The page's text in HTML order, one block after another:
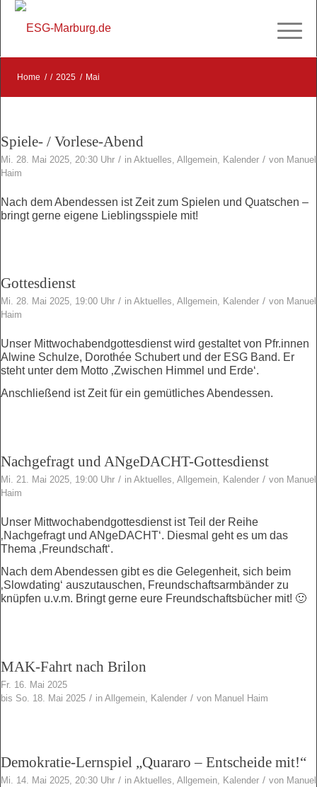
Home / / 2025 / Mai
Spiele- / Vorlese-Abend
Mi. 28. Mai 2025, 20:30 Uhr / in Aktuelles, Allgemein, Kalender / von Manuel
Haim
Nach dem Abendessen ist Zeit zum Spielen und Quatschen –
bringt gerne eigene Lieblingsspiele mit!
Gottesdienst
Mi. 28. Mai 2025, 19:00 Uhr / in Aktuelles, Allgemein, Kalender / von Manuel
Haim
Unser Mittwochabendgottesdienst wird gestaltet von Pfr.innen
Alwine Schulze, Dorothée Schubert und der ESG Band. Er
steht unter dem Motto ‚Zwischen Himmel und Erde‘.
Anschließend ist Zeit für ein gemütliches Abendessen.
Nachgefragt und ANgeDACHT-Gottesdienst
Mi. 21. Mai 2025, 19:00 Uhr / in Aktuelles Allgemein Kalender / von Manuel
Haim
Unser Mittwochabendgottesdienst ist Teil der Reihe
‚Nachgefragt und ANgeDACHT‘. Diesmal geht es um das
Thema ‚Freundschaft‘.
Nach dem Abendessen gibt es die Gelegenheit, sich beim
‚Slowdating‘ auszutauschen, Freundschaftsarmbänder zu
knüpfen u.v.m. Bringt gerne eure Freundschaftsbücher mit! 🙂
MAK-Fahrt nach Brilon
Fr. 16. Mai 2025
bis So. 18. Mai 2025 / in Allgemein Kalender / von Manuel Haim
Demokratie-Lernspiel „Quararo – Entscheide mit!“
Mi. 14. Mai 2025, 20:30 Uhr / in Aktuelles Allgemein Kalender / von Manuel